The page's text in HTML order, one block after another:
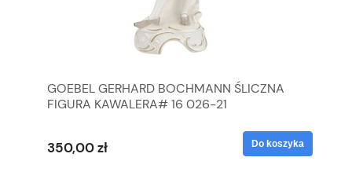
GOEBEL GERHARD BOCHMANN ŚLICZNA
FIGURA KAWALERA# 16 026-21
350,00 zł Do koszyka